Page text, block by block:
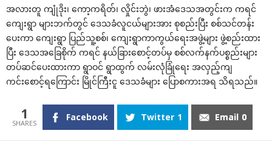
အလားတူ ကျုံဒိုး၊ ကော့ကရိတ်၊ လှိုင်းဘွဲ၊ ဖားအံဒေသအတွင်းက ကရင်
ကျေးရွာ များဘက်တွင် ဒေသခံလူငယ်များအား စုစည်းပြီး စစ်သင်တန်း
ပေးကာ ကျေးရွာ ပြည်သူ့စစ်၊ ကျေးရွာကာကွယ်ရေးအဖွဲ့များ ဖွဲ့စည်းထား
ပြီး ဒေသအခြေစိုက် ကရင် နယ်ခြားစောင့်တပ်မှ စစ်လက်နက်ပစ္စည်းများ
တပ်ဆင်ပေးထားကာ ရွာဝင် ရွာထွက် လမ်းလုံခြုံရေး အလှည့်ကျ
ကင်းစောင့်ရ‌ကြောင်း မြိုင်ကြီးငူ ဒေသခံများ ပြောစကားအရ သိရသည်။
1 Facebook Twitter 1 Email 0